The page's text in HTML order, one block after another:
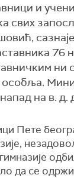
и
76
напад на в.
Пете
да се